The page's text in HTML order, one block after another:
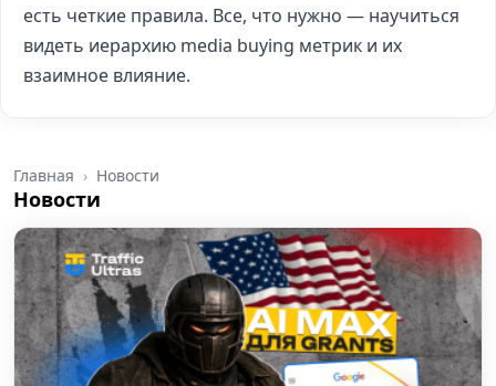
есть четкие правила. Все, что нужно — научиться
видеть иерархию media buying метрик и их
взаимное влияние.
Главная Новости
Новости